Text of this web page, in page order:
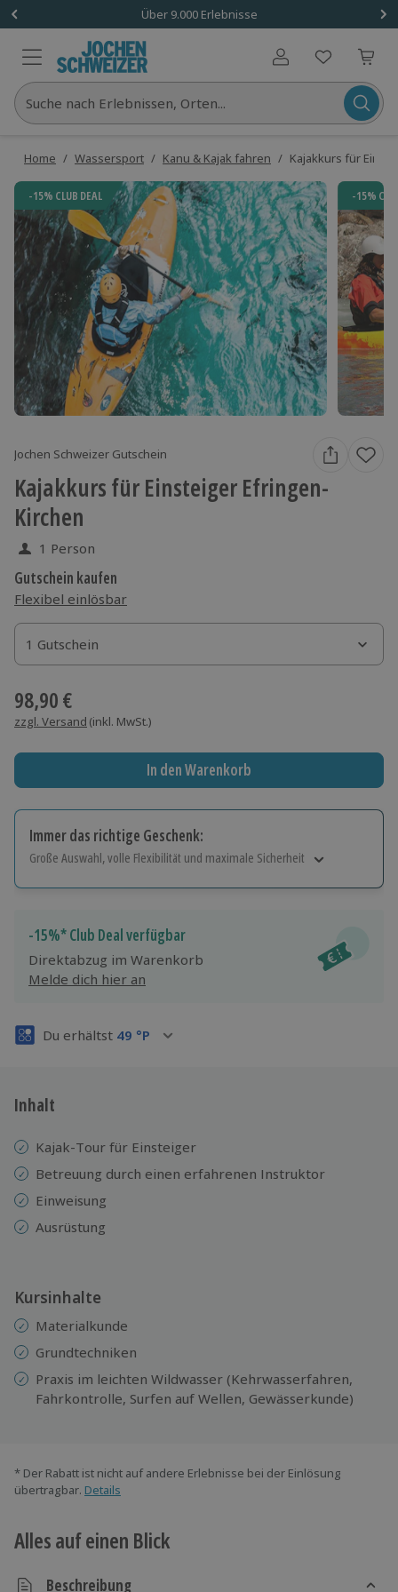
Über 9.000 Erlebnisse
Benutzerkonto
Suche nach Erlebnissen, Orten...
Home / Wassersport / Kanu & Kajak fahren / Kajakkurs für
-15% CLUB DEAL -15%
Jochen Schweizer Gutschein
Kajakkurs für Einsteiger Efringen-
Kirchen
1 Person
Gutschein kaufen
Flexibel einlösbar
1 Gutschein
1 Gutschein
1 Gutschein
98,90 €
zzgl. Versand (inkl. MwSt.)
In den Warenkorb
Immer das richtige Geschenk:
Große Auswahl, volle Flexibilität und maximale Sicherheit
Jeder Gutschein für alle Erlebnisse einlösbar.
Maximale Sicherheit
3 Jahre gültig & verlängerbar.
-15%* Club Deal verfügbar
Direktabzug im Warenkorb
Melde dich hier an
Du erhältst 49 °P
Inhalt
Kajak-Tour für Einsteiger
Betreuung durch einen erfahrenen Instruktor
Einweisung
Ausrüstung
Kursinhalte
Materialkunde
Grundtechniken
Praxis im leichten Wildwasser (Kehrwasserfahren,
Fahrkontrolle, Surfen auf Wellen, Gewässerkunde)
* Der Rabatt ist nicht auf andere Erlebnisse bei der Einlösung
übertragbar. Details
Alles auf einen Blick
Beschreibung